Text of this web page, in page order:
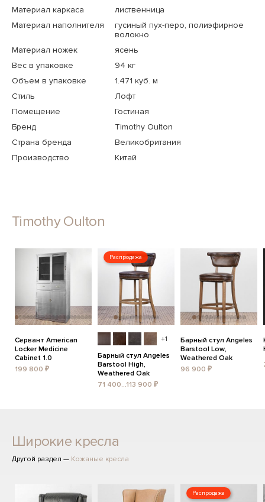
Материал каркаса
лиственница
Материал наполнителя
гусиный пух-перо, полиэфирное
волокно
Материал ножек
ясень
Вес в упаковке
94 кг
Объем в упаковке
1.471 куб. м
Стиль
Лофт
Помещение
Гостиная
Бренд
Timothy Oulton
Страна бренда
Великобритания
Производство
Китай
Timothy Oulton
Сервант American
Locker Medicine
Cabinet 1.0
199 800 ₽
Распродажа
+1
Барный стул Angeles
Barstool High,
Weathered Oak
71 400...113 900 ₽
Барный стул Angeles
Barstool Low,
Weathered Oak
96 900 ₽
Широкие кресла
Другой раздел — Кожаные кресла
Распродажа